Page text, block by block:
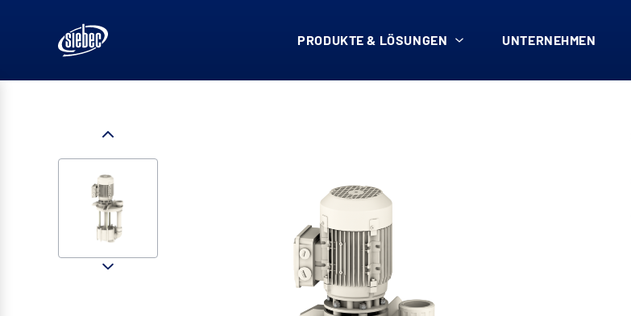
PRODUKTE & LÖSUNGEN UNTERNEHMEN